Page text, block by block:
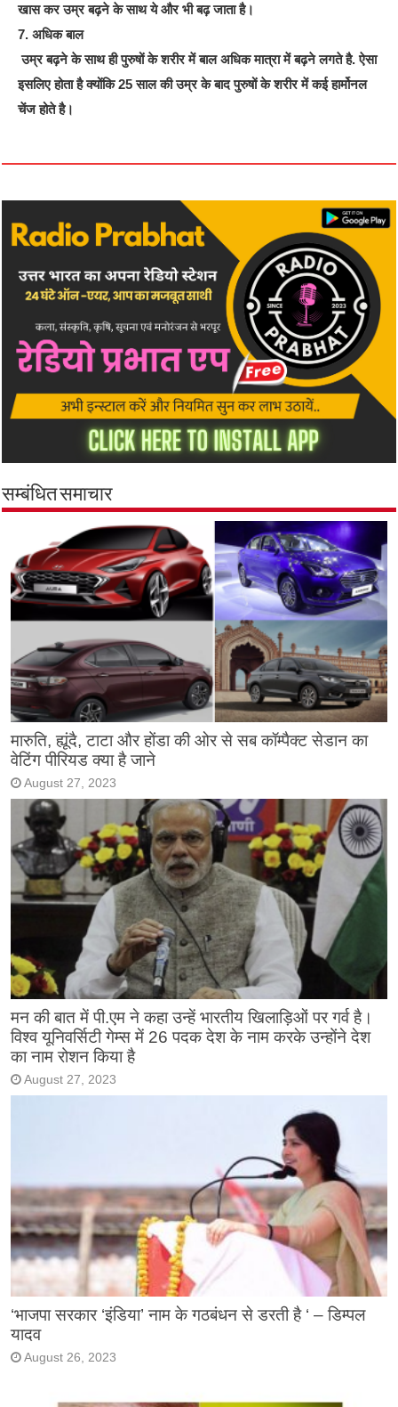
खास कर उम्र बढ़ने के साथ ये और भी बढ़ जाता है।
7. अधिक बाल
उम्र बढ़ने के साथ ही पुरुषों के शरीर में बाल अधिक मात्रा में बढ़ने लगते है. ऐसा
इसलिए होता है क्योंकि 25 साल की उम्र के बाद पुरुषों के शरीर में कई हार्मोनल
चेंज होते है।
सम्बंधित समाचार
मारुति, ह्यूंदै, टाटा और होंडा की ओर से सब कॉम्पैक्ट सेडान का
वेटिंग पीरियड क्या है जाने
August 27, 2023
मन की बात में पी.एम ने कहा उन्हें भारतीय खिलाड़िओं पर गर्व है।
विश्व यूनिवर्सिटी गेम्स में 26 पदक देश के नाम करके उन्होंने देश
का नाम रोशन किया है
August 27, 2023
‘भाजपा सरकार ‘इंडिया’ नाम के गठबंधन से डरती है ‘ – डिम्पल
यादव
August 26, 2023